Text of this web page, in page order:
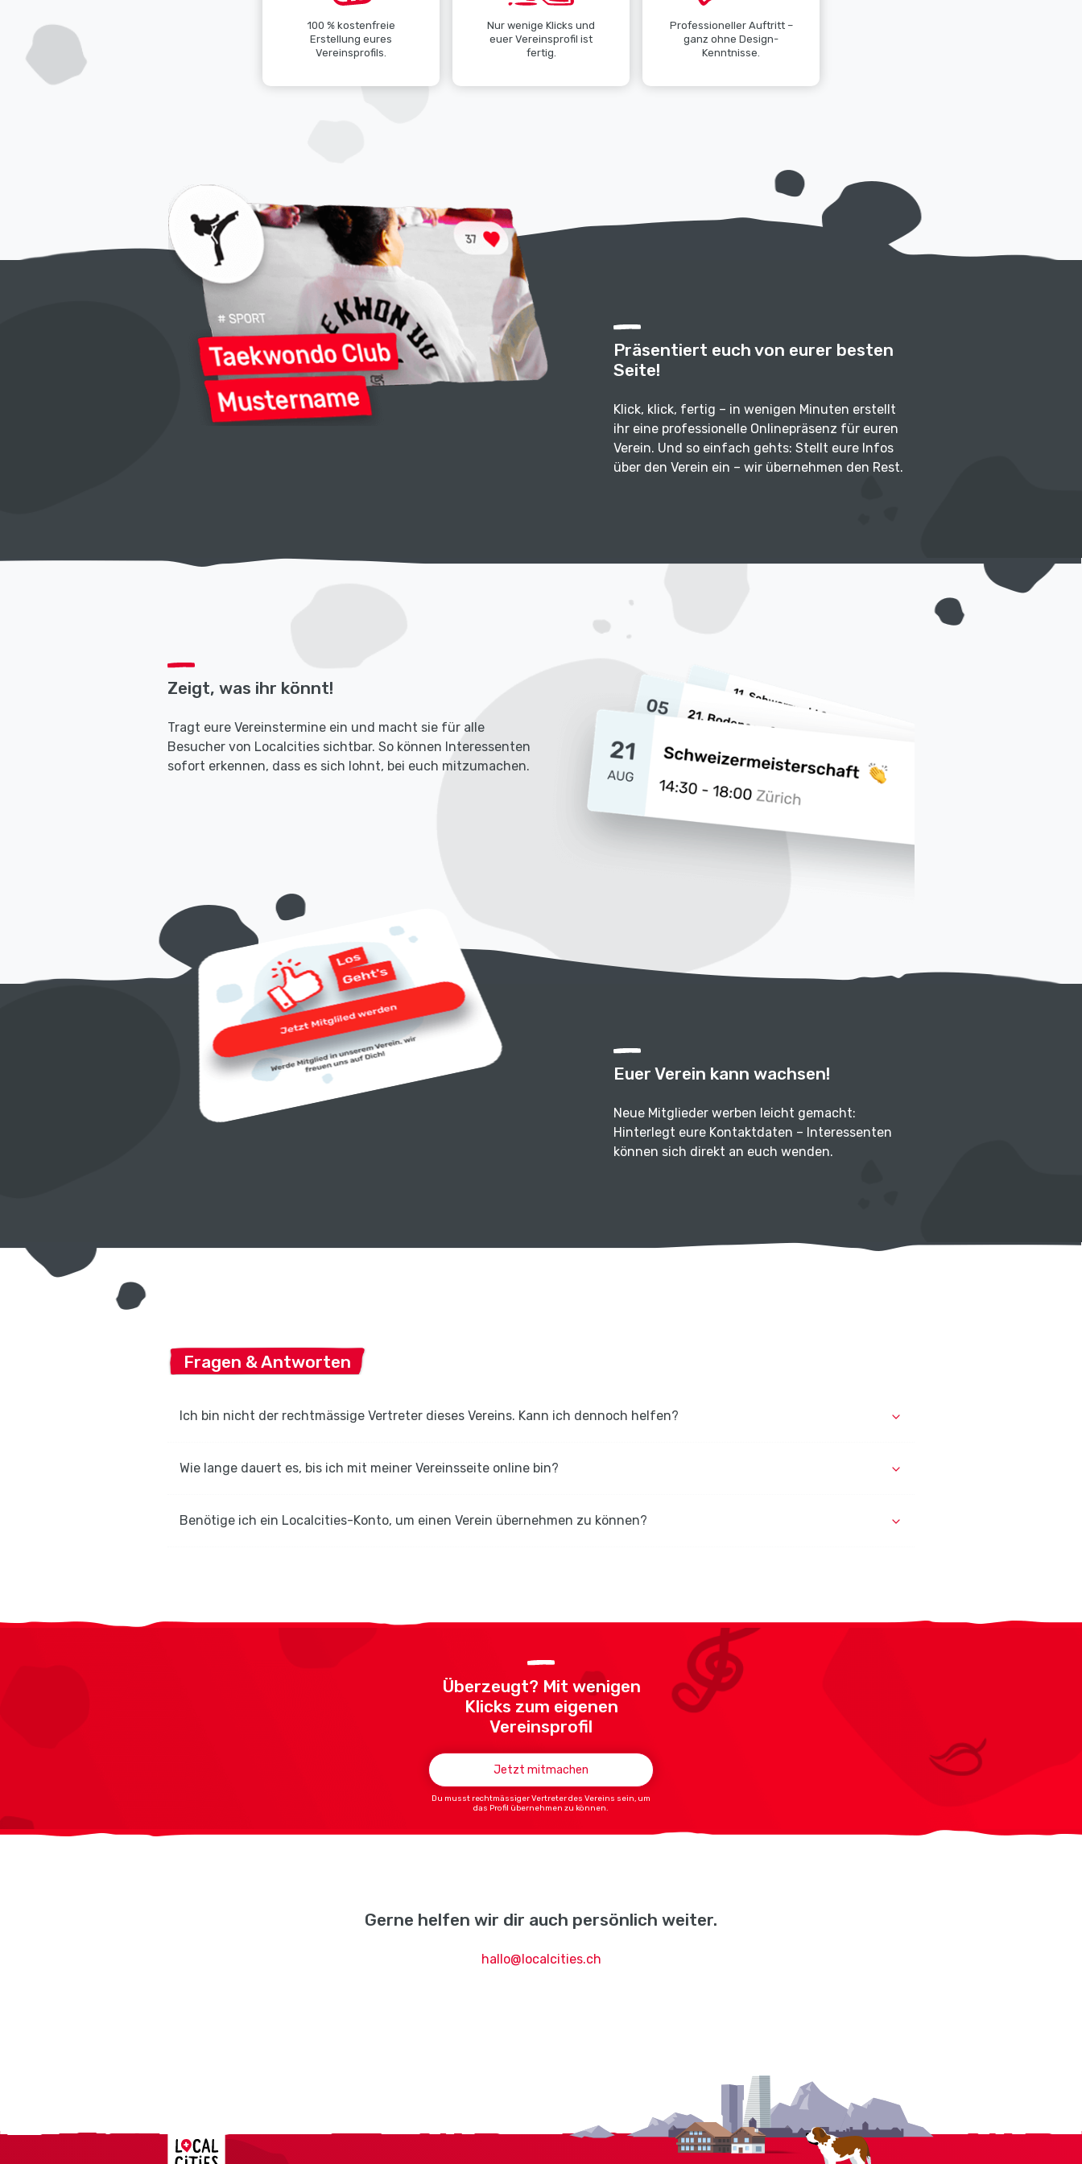
100 % kostenfreie
Erstellung eures
Vereinsprofils.
Nur wenige Klicks und
euer Vereinsprofil ist
fertig.
Professioneller Auftritt –
ganz ohne Design-
Kenntnisse.
Präsentiert euch von eurer besten
Seite!
Klick, klick, fertig – in wenigen Minuten erstellt
ihr eine professionelle Onlinepräsenz für euren
Verein. Und so einfach gehts: Stellt eure Infos
über den Verein ein – wir übernehmen den Rest.
Zeigt, was ihr könnt!
Tragt eure Vereinstermine ein und macht sie für alle
Besucher von Localcities sichtbar. So können Interessenten
sofort erkennen, dass es sich lohnt, bei euch mitzumachen.
Euer Verein kann wachsen!
Neue Mitglieder werben leicht gemacht:
Hinterlegt eure Kontaktdaten – Interessenten
können sich direkt an euch wenden.
Fragen & Antworten
Ich bin nicht der rechtmässige Vertreter dieses Vereins. Kann ich dennoch helfen?
Wie lange dauert es, bis ich mit meiner Vereinsseite online bin?
Benötige ich ein Localcities-Konto, um einen Verein übernehmen zu können?
Überzeugt? Mit wenigen
Klicks zum eigenen
Vereinsprofil
Jetzt mitmachen
Du musst rechtmässiger Vertreter des Vereins sein, um
das Profil übernehmen zu können.
Gerne helfen wir dir auch persönlich weiter.
hallo@localcities.ch